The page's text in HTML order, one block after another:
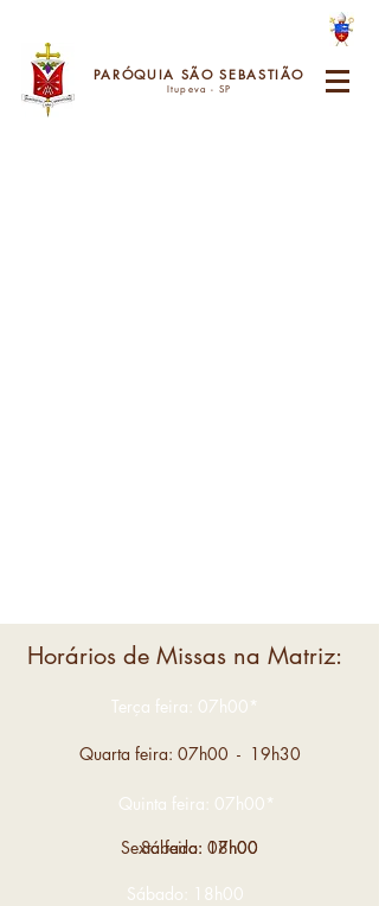
PARÓQUIA SÃO SEBASTIÃO
Itupeva - SP
Horários de Missas na Matriz:
Terça feira: 07h00*
Quarta feira: 07h00 - 19h30
Quinta feira: 07h00*
Sexta feira: 07h00
Sábado: 18h00
Sábado: 18h00